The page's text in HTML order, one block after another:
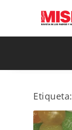
Etiqueta: